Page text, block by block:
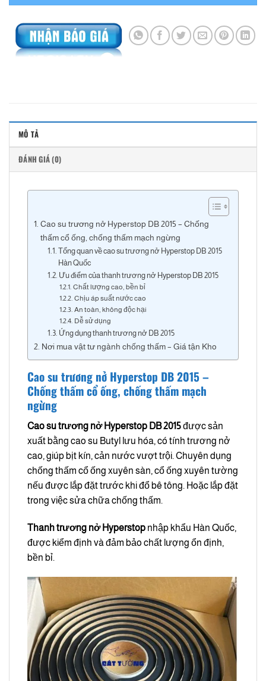
MÔ TẢ
ĐÁNH GIÁ (0)
Cao su trương nở Hyperstop DB 2015 – Chống
thấm cổ ống, chống thấm mạch ngừng
Tổng quan về cao su trương nở Hyperstop DB 2015
Hàn Quốc
Ưu điểm của thanh trương nở Hyperstop DB 2015
Chất lượng cao, bền bỉ
Chịu áp suất nước cao
An toàn, không độc hại
Dễ sử dụng
Ứng dụng thanh trương nở DB 2015
Nơi mua vật tư ngành chống thấm – Giá tận Kho
Cao su trương nở Hyperstop DB 2015 –
Chống thấm cổ ống, chống thấm mạch
ngừng
Cao su trương nở Hyperstop DB 2015được sản
xuất bằng cao su Butyl lưu hóa, có tính trương nở
cao, giúp bịt kín, cản nước vượt trội. Chuyên dụng
chống thấm cổ ống xuyên sàn, cổ ống xuyên tường
nếu được lắp đặt trước khi đổ bê tông. Hoặc lắp đặt
trong việc sửa chữa chống thấm.
Thanh trương nở Hyperstop nhập khẩu Hàn Quốc,
được kiểm định và đảm bảo chất lượng ổn định,
bền bỉ.